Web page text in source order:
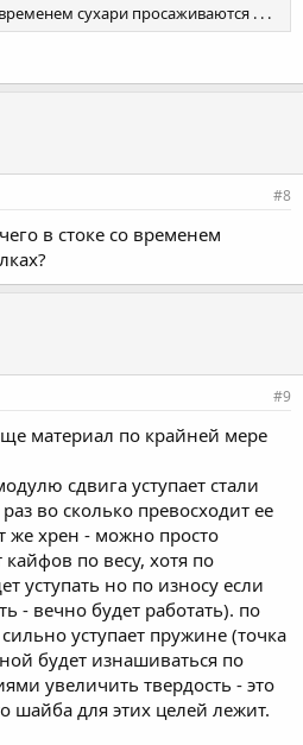
сухари просаживаются . . .
#8
в стоке со временем
#9
материал по крайней мере
сдвига уступает стали
во сколько превосходит ее
же хрен - можно просто
по весу, хотя по
уступать но по износу если
- вечно будет работать). по
уступает пружине (точка
будет изнашиваться по
увеличить твердость - это
шайба для этих целей лежит.